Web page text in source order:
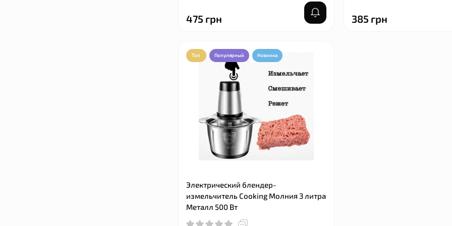
475 грн 385 грн
Топ Популярный Новинка
Электрический блендер-
измельчитель Cooking Молния 3 литра
Металл 500 Вт